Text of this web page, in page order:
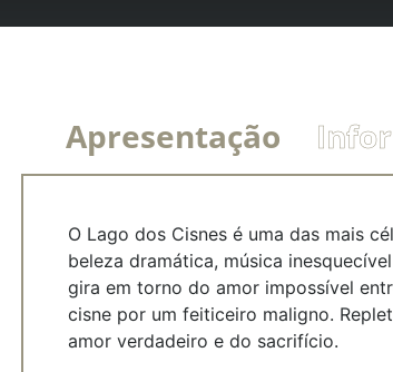
Apresentação
O Lago dos Cisnes é uma das mais
beleza dramática, música
gira em torno do amor impossível
cisne por um feiticeiro maligno.
amor verdadeiro e do sacrifício.